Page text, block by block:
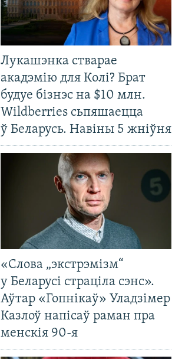
Лукашэнка стварае
акадэмію для Колі? Брат
будуе бізнэс на $10 млн.
Wildberries сьпяшаецца
ў Беларусь. Навіны 5 жніўня
«Слова „экстрэмізм“
у Беларусі страціла сэнс».
Аўтар «Гопнікаў» Уладзімер
Казлоў напісаў раман пра
менскія 90-я